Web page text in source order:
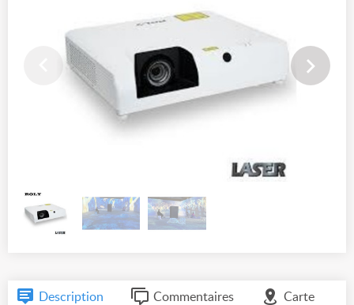
Description Commentaires Carte